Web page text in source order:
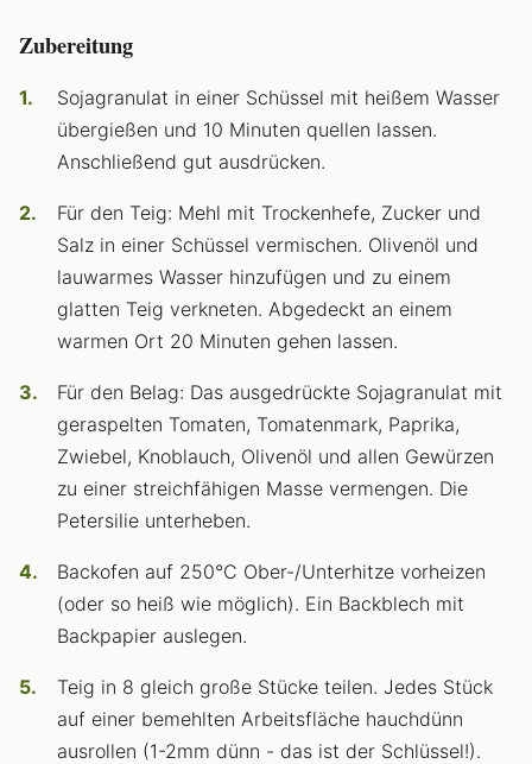
Zubereitung
Sojagranulat in einer Schüssel mit heißem Wasser
übergießen und 10 Minuten quellen lassen.
Anschließend gut ausdrücken.
Für den Teig: Mehl mit Trockenhefe, Zucker und
Salz in einer Schüssel vermischen. Olivenöl und
lauwarmes Wasser hinzufügen und zu einem
glatten Teig verkneten. Abgedeckt an einem
warmen Ort 20 Minuten gehen lassen.
Für den Belag: Das ausgedrückte Sojagranulat mit
geraspelten Tomaten, Tomatenmark, Paprika,
Zwiebel, Knoblauch, Olivenöl und allen Gewürzen
zu einer streichfähigen Masse vermengen. Die
Petersilie unterheben.
Backofen auf 250°C Ober-/Unterhitze vorheizen
(oder so heiß wie möglich). Ein Backblech mit
Backpapier auslegen.
Teig in 8 gleich große Stücke teilen. Jedes Stück
auf einer bemehlten Arbeitsfläche hauchdünn
ausrollen (1-2mm dünn - das ist der Schlüssel!).